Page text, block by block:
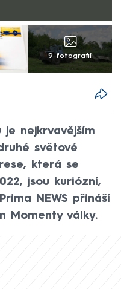
9 fotografií
je nejkrvavějším
světové
která se
jsou kuriózní,
NEWS přináší
Momenty války.